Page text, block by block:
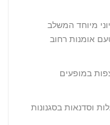
מיוחד המשלב
אומנות רחוב
במופעים
וסדנאות בסגנונות